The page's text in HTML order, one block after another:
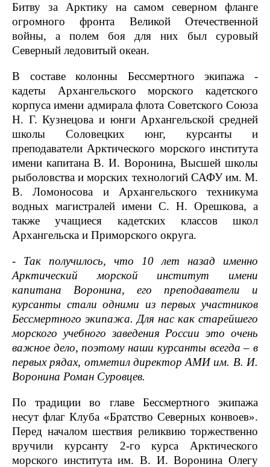
Битву за Арктику на самом северном фланге
огромного фронта Великой Отечественной
войны, а полем боя для них был суровый
Северный ледовитый океан.
В составе колонны Бессмертного экипажа -
кадеты Архангельского морского кадетского
корпуса имени адмирала флота Советского Союза
Н. Г. Кузнецова и юнги Архангельской средней
школы Соловецких юнг, курсанты и
преподаватели Арктического морского института
имени капитана В. И. Воронина, Высшей школы
рыболовства и морских технологий САФУ им. М.
В. Ломоносова и Архангельского техникума
водных магистралей имени С. Н. Орешкова, а
также учащиеся кадетских классов школ
Архангельска и Приморского округа.
- Так получилось, что 10 лет назад именно
Арктический морской институт имени
капитана Воронина, его преподаватели и
курсанты стали одними из первых участников
Бессмертного экипажа. Для нас как старейшего
морского учебного заведения России это очень
важное дело, поэтому наши курсанты всегда – в
первых рядах, отметил директор АМИ им. В. И.
Воронина Роман Суровцев.
По традиции во главе Бессмертного экипажа
несут флаг Клуба «Братство Северных конвоев».
Перед началом шествия реликвию торжественно
вручили курсанту 2-го курса Арктического
морского института им. В. И. Воронина Олегу